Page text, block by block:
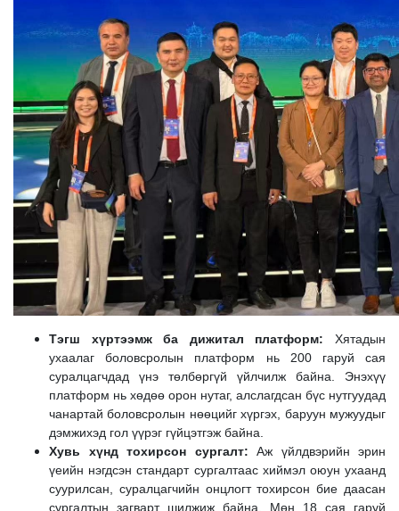
Тэгш хүртээмж ба дижитал платформ: Хятадын
ухаалаг боловсролын платформ нь 200 гаруй сая
суралцагчдад үнэ төлбөргүй үйлчилж байна. Энэхүү
платформ нь хөдөө орон нутаг, алслагдсан бүс нутгуудад
чанартай боловсролын нөөцийг хүргэх, баруун мужуудыг
дэмжихэд гол үүрэг гүйцэтгэж байна.
Хувь хүнд тохирсон сургалт: Аж үйлдвэрийн эрин
үеийн нэгдсэн стандарт сургалтаас хиймэл оюун ухаанд
суурилсан, суралцагчийн онцлогт тохирсон бие даасан
сургалтын загварт шилжиж байна. Мөн 18 сая гаруй